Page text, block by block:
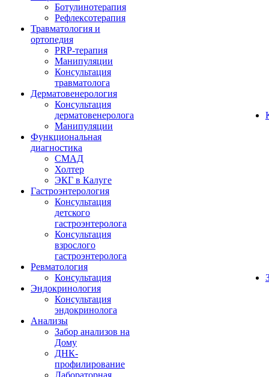
Ботулинотерапия
Рефлексотерапия
Травматология и
ортопедия
PRP-терапия
Манипуляции
Консультация
травматолога
Дерматовенерология
Консультация
дерматовенеролога
Манипуляции
Функциональная
диагностика
СМАД
Холтер
ЭКГ в Калуге
Гастроэнтерология
Консультация
детского
гастроэнтеролога
Консультация
взрослого
гастроэнтеролога
Ревматология
Консультация
Эндокринология
Консультация
эндокринолога
Анализы
Забор анализов на
Дому
ДНК-
профилирование
Лабораторная